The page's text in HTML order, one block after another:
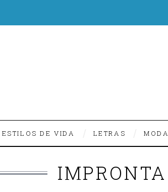
ESTILOS DE VIDA LETRAS MODA
IMPRONTA